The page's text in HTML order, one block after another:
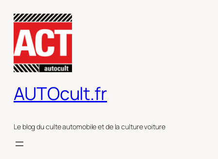
contenu
AUTOcult.fr
Le blog du culte automobile et de la culture voiture